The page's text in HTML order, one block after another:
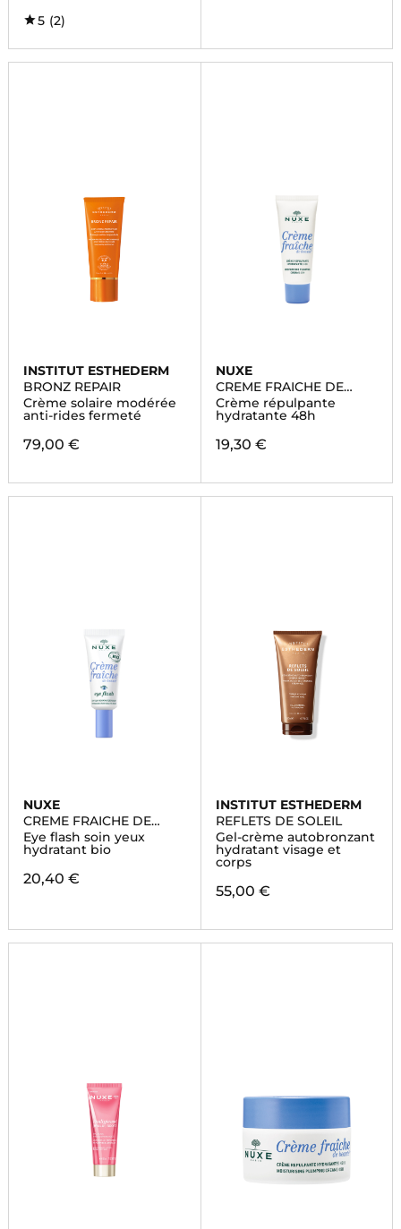
5 (2)
INSTITUT ESTHEDERM
BRONZ REPAIR
Crème solaire modérée
anti-rides fermeté
79,00 €
NUXE
CREME FRAICHE DE
BEAUTE
Crème répulpante
hydratante 48h
19,30 €
NUXE
CREME FRAICHE DE
BEAUTE
Eye flash soin yeux
hydratant bio
20,40 €
INSTITUT ESTHEDERM
REFLETS DE SOLEIL
Gel-crème autobronzant
hydratant visage et
corps
55,00 €